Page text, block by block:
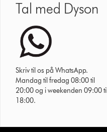
Tal med Dyson
Skriv til os på WhatsApp.
Mandag til fredag 08:00 til
20:00 og i weekenden 09:00 til
18:00.